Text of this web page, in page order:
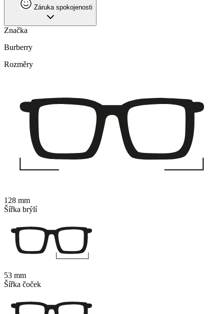
Záruka spokojenosti
Značka
Burberry
Rozměry
128 mm
Šířka brýlí
53 mm
Šířka čoček